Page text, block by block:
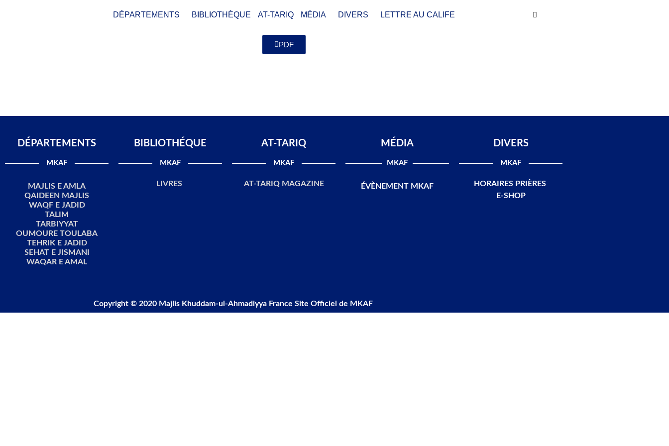
DÉPARTEMENTS BIBLIOTHÈQUE AT-TARIQ MÉDIA DIVERS LETTRE AU CALIFE
PDF
DÉPARTEMENTS​
MKAF
MAJLIS E AMLA
QAIDEEN MAJLIS
WAQF E JADID
TALIM
TARBIYYAT
OUMOURE TOULABA
TEHRIK E JADID
SEHAT E JISMANI
WAQAR E AMAL
BIBLIOTHÉQUE
MKAF
LIVRES
AT-TARIQ
MKAF
AT-TARIQ MAGAZINE
MÉDIA
MKAF
ÉVÈNEMENT MKAF
DIVERS
MKAF
HORAIRES PRIÈRES
E-SHOP
Copyright © 2020 Majlis Khuddam-ul-Ahmadiyya France Site Officiel de MKAF